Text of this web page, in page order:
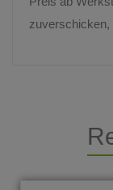
zuverschicken,